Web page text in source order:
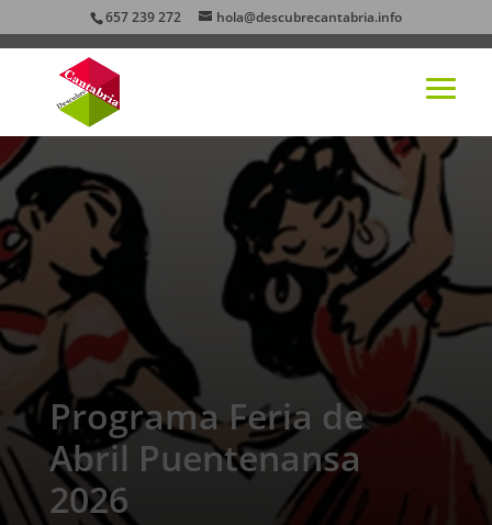
657 239 272 hola@descubrecantabria.info
Programa Feria de
Abril Puentenansa
2026